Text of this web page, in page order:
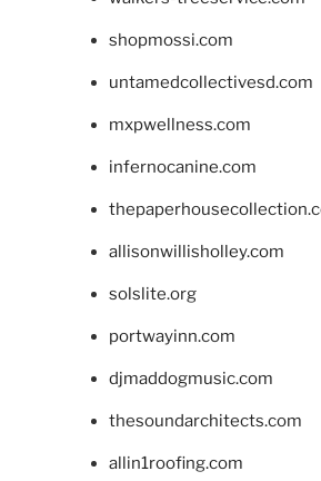
shopmossi.com
untamedcollectivesd.com
mxpwellness.com
infernocanine.com
allisonwillisholley.com
solslite.org
portwayinn.com
djmaddogmusic.com
thesoundarchitects.com
allin1roofing.com